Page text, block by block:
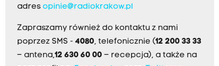
adres opinie@radiokrakow.pl
Zapraszamy również do kontaktu z nami
poprzez SMS - 4080, telefonicznie (12 200 33 33
– antena,12 630 60 00 – recepcja), a także na